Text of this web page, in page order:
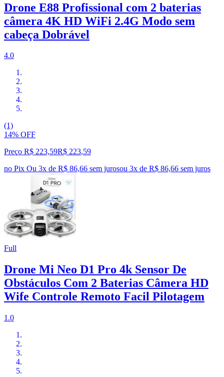
Drone E88 Profissional com 2 baterias
câmera 4K HD WiFi 2.4G Modo sem
cabeça Dobrável
4.0
(1)
14% OFF
Preço R$ 223,59R$ 223,59
no Pix Ou 3x de R$ 86,66 sem jurosou 3x de R$ 86,66 sem juros
Full
Drone Mi Neo D1 Pro 4k Sensor De
Obstáculos Com 2 Baterias Câmera HD
Wife Controle Remoto Facil Pilotagem
1.0